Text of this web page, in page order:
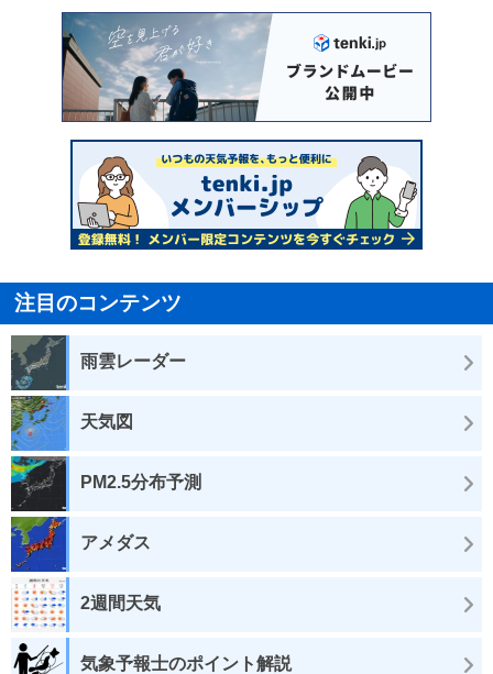
注目のコンテンツ
雨雲レーダー
天気図
PM2.5分布予測
アメダス
2週間天気
気象予報士のポイント解説